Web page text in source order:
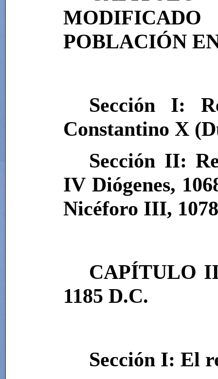
POBLACIÓN
Sección I:
Constantino X
Sección II:
IV Diógenes,
Nicéforo III,
CAPÍTULO
1185 D.C.
Sección I: El